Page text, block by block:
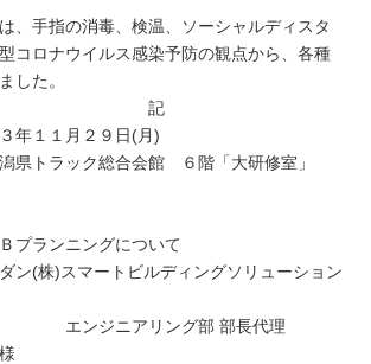
、手指の消毒、検温、ソーシャルディスタ
コロナウイルス感染予防の観点から、各種
した。
年１１月２９日(月)
県トラック総合会館 ６階「大研修室」
Ｂプランニングについて
(株)スマートビルディングソリューション
アリング部 部長代理